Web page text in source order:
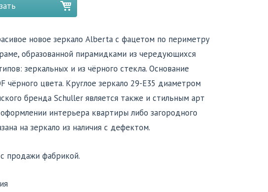
новое зеркало Alberta с фацетом по периметру
образованной пирамидками из чередующихся
зеркальных и из чёрного стекла. Основание
чёрного цвета. Круглое зеркало 29-Е35 диаметром
бренда Schuller является также и стильным арт
интерьера квартиры либо загородного
на зеркало из наличия с дефектом.
продажи фабрикой.